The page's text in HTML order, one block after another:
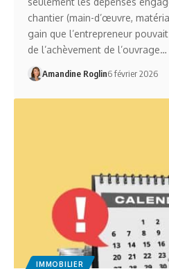
chantier (main-d’œuvre,
gain que l’entrepreneur
de l’achèvement de l’ouvrage…
Amandine Roglin6 février 2026
IMMOBILIER